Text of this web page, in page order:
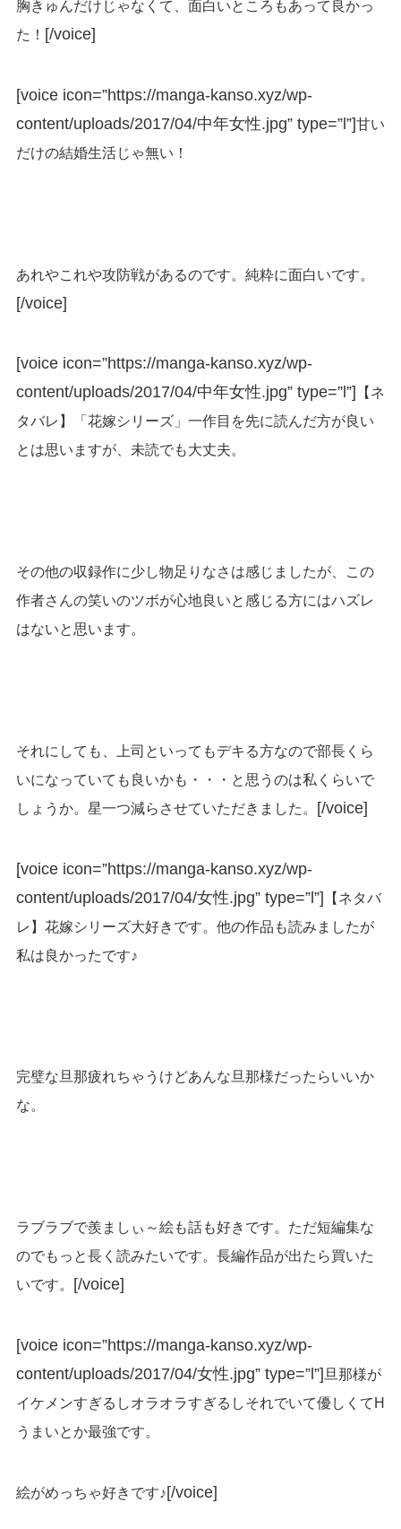
胸きゅんだけじゃなくて、面白いところもあって良かっ
た！ [/voice]
[voice icon=”https://manga-kanso.xyz/wp-
content/uploads/2017/04/中年女性.jpg” type=”l”]甘い
だけの結婚生活じゃ無い！
あれやこれや攻防戦があるのです。純粋に面白いです。
[/voice]
[voice icon=”https://manga-kanso.xyz/wp-
content/uploads/2017/04/中年女性.jpg” type=”l”]
【ネ
タバレ】「花嫁シリーズ」一作目を先に読んだ方が良い
とは思いますが、未読でも大丈夫。
その他の収録作に少し物足りなさは感じましたが、この
作者さんの笑いのツボが心地良いと感じる方にはハズレ
はないと思います。
それにしても、上司といってもデキる方なので部長くら
いになっていても良いかも・・・と思うのは私くらいで
しょうか。星一つ減らさせていただきました。 [/voice]
[voice icon=”https://manga-kanso.xyz/wp-
content/uploads/2017/04/女性.jpg” type=”l”] 【ネタバ
レ】花嫁シリーズ大好きです。他の作品も読みましたが
私は良かったです♪
完璧な旦那疲れちゃうけどあんな旦那様だったらいいか
な。
ラブラブで羨ましぃ～絵も話も好きです。ただ短編集な
のでもっと長く読みたいです。長編作品が出たら買いた
いです。 [/voice]
[voice icon=”https://manga-kanso.xyz/wp-
content/uploads/2017/04/女性.jpg” type=”l”] 旦那様が
イケメンすぎるしオラオラすぎるしそれでいて優しくてH
うまいとか最強です。
絵がめっちゃ好きです♪[/voice]